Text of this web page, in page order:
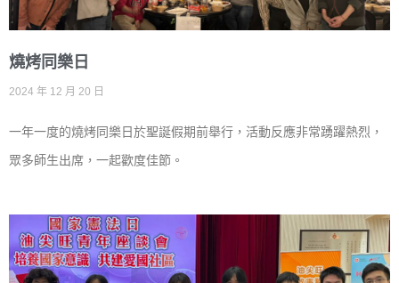
燒烤同樂日
2024 年 12 月 20 日
一年一度的燒烤同樂日於聖誕假期前舉行，活動反應非常踴躍熱烈，
眾多師生出席，一起歡度佳節。